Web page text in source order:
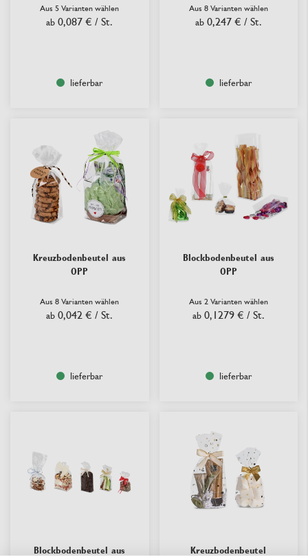
Aus 5 Varianten wählen
ab 0,087 € / St.
lieferbar
Aus 8 Varianten wählen
ab 0,247 € / St.
lieferbar
Kreuzbodenbeutel aus
OPP
Aus 8 Varianten wählen
ab 0,042 € / St.
lieferbar
Blockbodenbeutel aus
OPP
Aus 2 Varianten wählen
ab 0,1279 € / St.
lieferbar
Blockbodenbeutel aus
Kreuzbodenbeutel